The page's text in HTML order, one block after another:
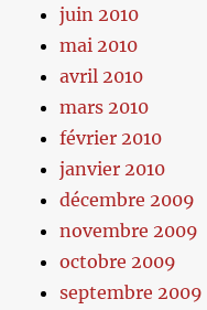
juin 2010
mai 2010
avril 2010
mars 2010
février 2010
janvier 2010
décembre 2009
novembre 2009
octobre 2009
septembre 2009